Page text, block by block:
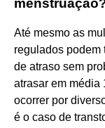
Até mesmo as
regulados podem
de atraso sem
atrasar em média
ocorrer por
é o caso de